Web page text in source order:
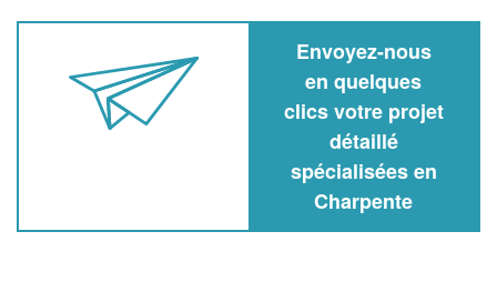
Envoyez-nous
en quelques
clics votre projet
détaillé
spécialisées en
Charpente